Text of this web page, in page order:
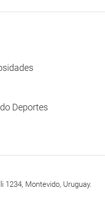
Deportes
1234, Montevido, Uruguay.